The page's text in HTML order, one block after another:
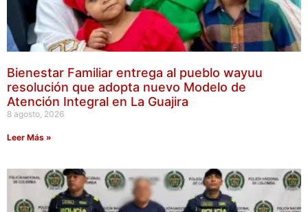
Bienestar Familiar entrega al pueblo wayuu
resolución que adopta nuevo Modelo de
Atención Integral en La Guajira
8 agosto, 2026
Leer Más »